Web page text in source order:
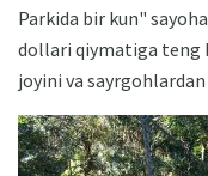
Parkida bir kun"
dollari qiymatiga teng
joyini va